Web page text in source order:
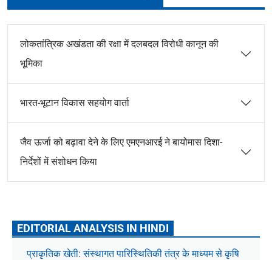
लोकतांत्रिक अखंडता की रक्षा में दलबदल विरोधी कानून की
भूमिका
भारत-भूटान विकास सहयोग वार्ता
जैव ऊर्जा को बढ़ावा देने के लिए एमएनआरई ने बायोमास दिशा-
निर्देशों में संशोधन किया
EDITORIAL ANALYSIS IN HINDI
प्राकृतिक खेती: संस्थागत पारिस्थितिकी तंत्र के माध्यम से कृषि